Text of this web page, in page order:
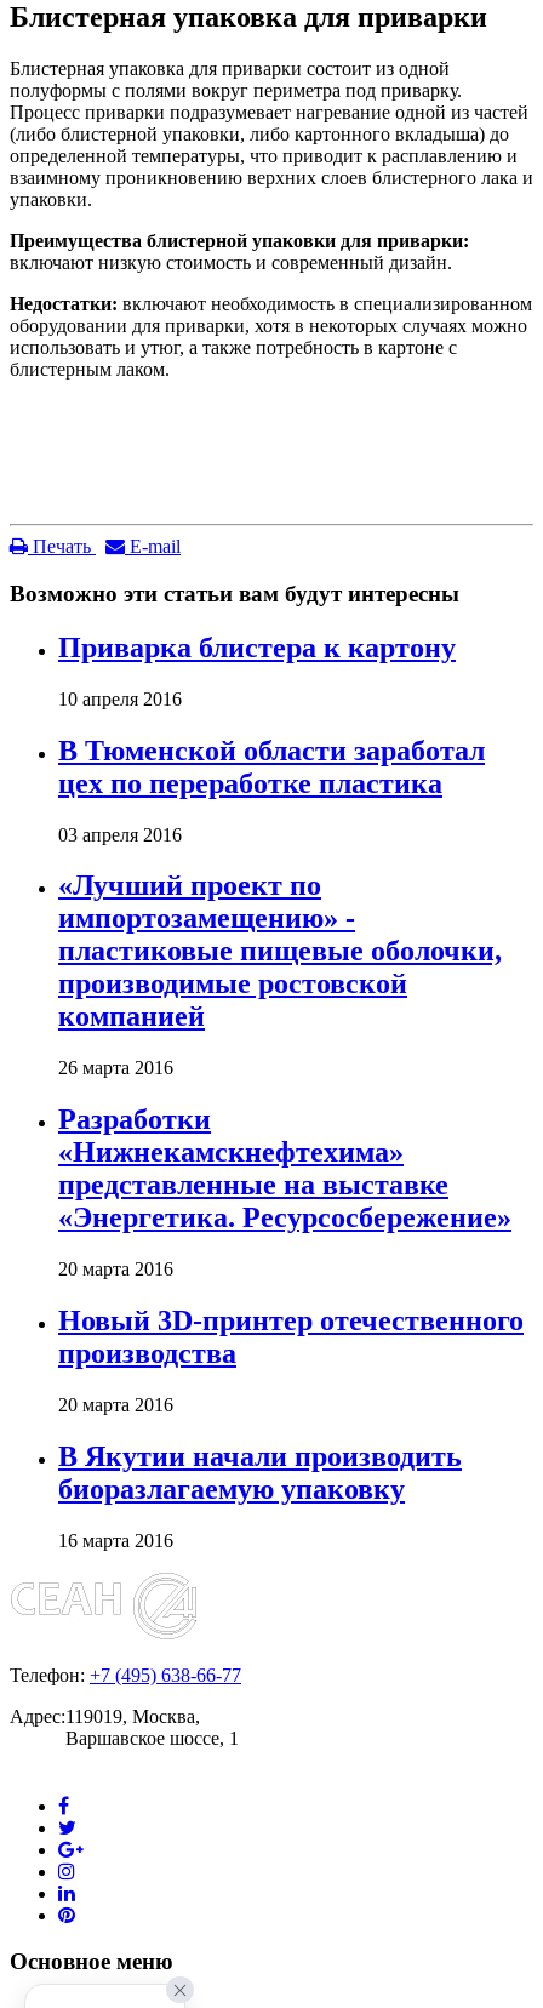
Блистерная упаковка для приварки
Блистерная упаковка для приварки состоит из одной
полуформы с полями вокруг периметра под приварку.
Процесс приварки подразумевает нагревание одной из частей
(либо блистерной упаковки, либо картонного вкладыша) до
определенной температуры, что приводит к расплавлению и
взаимному проникновению верхних слоев блистерного лака и
упаковки.
Преимущества блистерной упаковки для приварки:
включают низкую стоимость и современный дизайн.
Недостатки: включают необходимость в специализированном
оборудовании для приварки, хотя в некоторых случаях можно
использовать и утюг, а также потребность в картоне с
блистерным лаком.
Печать E-mail
Возможно эти статьи вам будут интересны
Приварка блистера к картону
10 апреля 2016
В Тюменской области заработал
цех по переработке пластика
03 апреля 2016
«Лучший проект по
импортозамещению» -
пластиковые пищевые оболочки,
производимые ростовской
компанией
26 марта 2016
Разработки
«Нижнекамскнефтехима»
представленные на выставке
«Энергетика. Ресурсосбережение»
20 марта 2016
Новый 3D-принтер отечественного
производства
20 марта 2016
В Якутии начали производить
биоразлагаемую упаковку
16 марта 2016
Телефон: +7 (495) 638-66-77
Адрес:119019, Москва,
Варшавское шоссе, 1
Основное меню